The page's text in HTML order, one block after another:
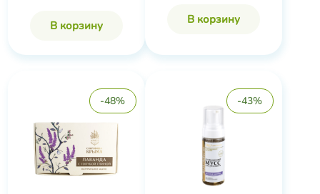
В корзину В корзину
-48% -43%